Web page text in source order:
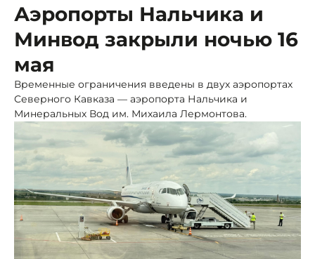
Аэропорты Нальчика и
Минвод закрыли ночью 16
мая
Временные ограничения введены в двух аэропортах
Северного Кавказа — аэропорта Нальчика и
Минеральных Вод им. Михаила Лермонтова.